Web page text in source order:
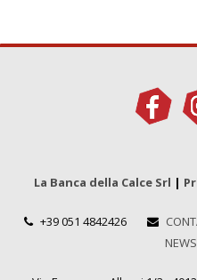
La Banca della Calce Srl |
+39 051 4842426